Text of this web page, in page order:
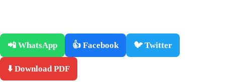
📲 WhatsApp 👍 Facebook 🐦 Twitter
⬇️ Download PDF